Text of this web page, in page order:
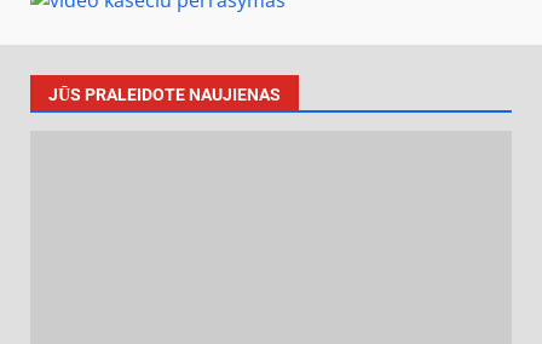
JŪS PRALEIDOTE NAUJIENAS